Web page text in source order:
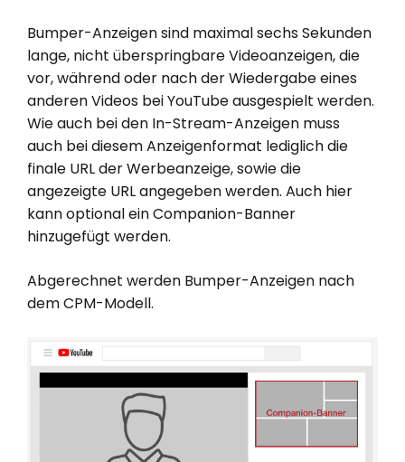
Bumper-Anzeigen sind maximal sechs Sekunden
lange, nicht überspringbare Videoanzeigen, die
vor, während oder nach der Wiedergabe eines
anderen Videos bei YouTube ausgespielt werden.
Wie auch bei den In-Stream-Anzeigen muss
auch bei diesem Anzeigenformat lediglich die
finale URL der Werbeanzeige, sowie die
angezeigte URL angegeben werden. Auch hier
kann optional ein Companion-Banner
hinzugefügt werden.
Abgerechnet werden Bumper-Anzeigen nach
dem CPM-Modell.